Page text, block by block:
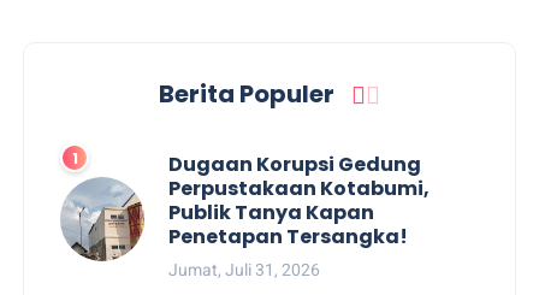
Berita Populer
Dugaan Korupsi Gedung
Perpustakaan Kotabumi,
Publik Tanya Kapan
Penetapan Tersangka!
Jumat, Juli 31, 2026